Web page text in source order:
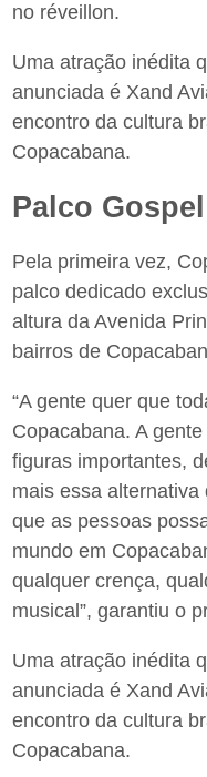
no réveillon.
Uma atração inédita
anunciada é Xand
encontro da cultura
Copacabana.
Palco
Pela primeira vez,
palco dedicado
altura da Avenida
bairros de
“A gente quer que
Copacabana. A
figuras importantes,
mais essa
que as pessoas
mundo em
qualquer crença,
musical”, garantiu o
Uma atração inédita
anunciada é Xand
encontro da cultura
Copacabana.